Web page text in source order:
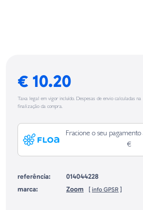
€ 10.20
Taxa legal em vigor incluído. Despesas de envio calculadas na
finalização da compra.
Fracione o seu
€
referência:
014044228
marca:
Zoom [ info GPSR ]